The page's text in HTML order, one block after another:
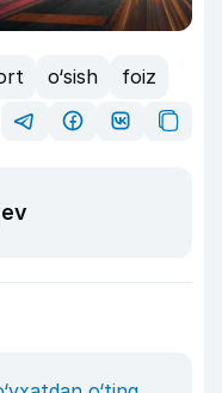
o‘sish
foiz